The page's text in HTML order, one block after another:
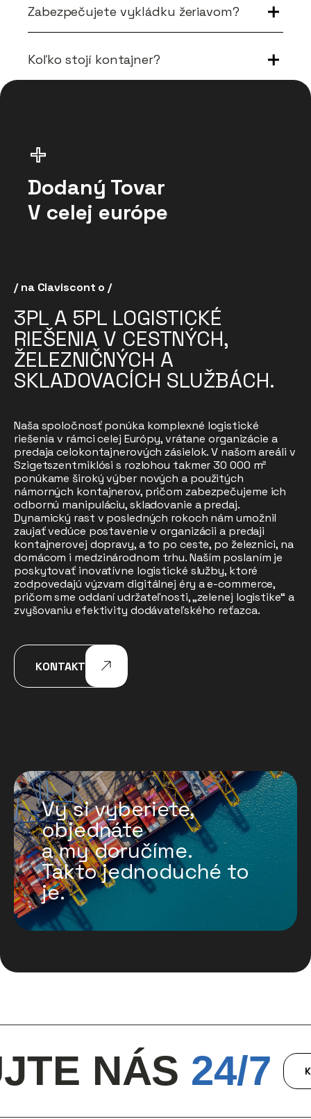
Zabezpečujete vykládku žeriavom?
Koľko stojí kontajner?
+
Dodaný Tovar
V celej európe
/ na Claviscont o /
3PL A 5PL LOGISTICKÉ
RIEŠENIA V CESTNÝCH,
ŽELEZNIČNÝCH A
SKLADOVACÍCH SLUŽBÁCH.
Naša spoločnosť ponúka komplexné logistické
riešenia v rámci celej Európy, vrátane organizácie a
predaja celokontajnerových zásielok. V našom areáli v
Szigetszentmiklósi s rozlohou takmer 30 000 m²
ponúkame široký výber nových a použitých
námorných kontajnerov, pričom zabezpečujeme ich
odbornú manipuláciu, skladovanie a predaj.
Dynamický rast v posledných rokoch nám umožnil
zaujať vedúce postavenie v organizácii a predaji
kontajnerovej dopravy, a to po ceste, po železnici, na
domácom i medzinárodnom trhu. Naším poslaním je
poskytovať inovatívne logistické služby, ktoré
zodpovedajú výzvam digitálnej éry a e-commerce,
pričom sme oddaní udržateľnosti, „zelenej logistike“ a
zvyšovaniu efektivity dodávateľského reťazca.
KONTAKT
Vy si vyberiete,
objednáte
a my doručíme.
Takto jednoduché to
je.
NÁS24/7 KONTAKT